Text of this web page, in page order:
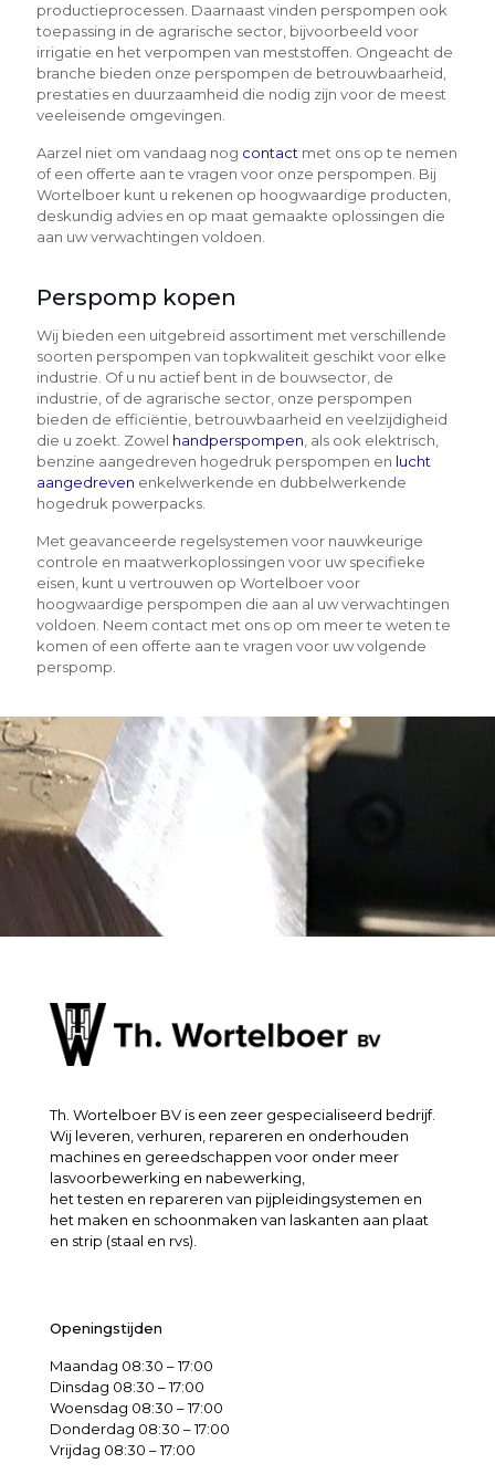
productieprocessen. Daarnaast vinden perspompen ook
toepassing in de agrarische sector, bijvoorbeeld voor
irrigatie en het verpompen van meststoffen. Ongeacht de
branche bieden onze perspompen de betrouwbaarheid,
prestaties en duurzaamheid die nodig zijn voor de meest
veeleisende omgevingen.
Aarzel niet om vandaag nog contact met ons op te nemen
of een offerte aan te vragen voor onze perspompen. Bij
Wortelboer kunt u rekenen op hoogwaardige producten,
deskundig advies en op maat gemaakte oplossingen die
aan uw verwachtingen voldoen.
Perspomp kopen
Wij bieden een uitgebreid assortiment met verschillende
soorten perspompen van topkwaliteit geschikt voor elke
industrie. Of u nu actief bent in de bouwsector, de
industrie, of de agrarische sector, onze perspompen
bieden de efficiëntie, betrouwbaarheid en veelzijdigheid
die u zoekt. Zowel handperspompen , als ook elektrisch,
benzine aangedreven hogedruk perspompen en lucht
aangedreven enkelwerkende en dubbelwerkende
hogedruk powerpacks.
Met geavanceerde regelsystemen voor nauwkeurige
controle en maatwerkoplossingen voor uw specifieke
eisen, kunt u vertrouwen op Wortelboer voor
hoogwaardige perspompen die aan al uw verwachtingen
voldoen. Neem contact met ons op om meer te weten te
komen of een offerte aan te vragen voor uw volgende
perspomp.
Th. Wortelboer BV is een zeer gespecialiseerd bedrijf.
Wij leveren, verhuren, repareren en onderhouden
machines en gereedschappen voor onder meer
lasvoorbewerking en nabewerking,
het testen en repareren van pijpleidingsystemen en
het maken en schoonmaken van laskanten aan plaat
en strip (staal en rvs).
Openingstijden
Maandag 08:30 – 17:00
Dinsdag 08:30 – 17:00
Woensdag 08:30 – 17:00
Donderdag 08:30 – 17:00
Vrijdag 08:30 – 17:00